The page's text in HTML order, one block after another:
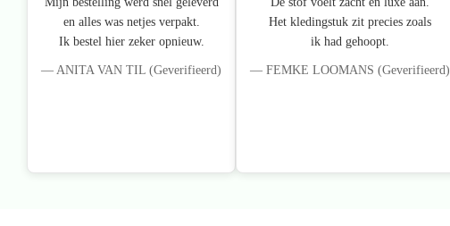
en alles was netjes verpakt.
Ik bestel hier zeker opnieuw.
— ANITA VAN TIL (Geverifieerd)
Het kledingstuk zit precies zoals
ik had gehoopt.
— FEMKE LOOMANS (Geverifieerd)